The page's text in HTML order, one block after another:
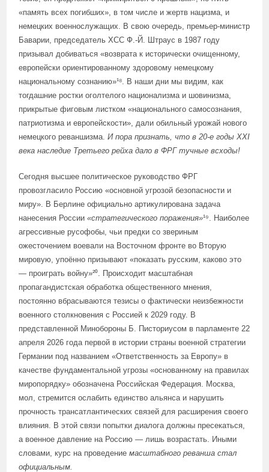
«память всех погибших», в том числе и жертв нацизма, и
немецких военнослужащих. В свою очередь, премьер-министр
Баварии, председатель ХСС Ф.-Й. Штраус в 1987 году
призывал добиваться «возврата к исторически очищенному,
европейски ориентированному здоровому немецкому
национальному сознанию»¹⁸. В наши дни мы видим, как
тогдашние ростки оголтелого национализма и шовинизма,
прикрытые фиговым листком «национального самосознания,
патриотизма и европейскости», дали обильный урожай нового
немецкого реваншизма.И пора признать, чтов 20-е годы XXI
века наследие Третьего рейха дало в ФРГ тучные всходы!
Сегодня высшее политическое руководство ФРГ
провозгласило Россию «основной угрозой безопасности и
миру». В Берлине официально артикулирована задача
нанесения России«стратегического поражения»¹⁹. Наиболее
агрессивные русофобы, чьи предки со звериным
ожесточением воевали на Восточном фронте во Вторую
мировую, упоённо призывают «показать русским, каково это
— проиграть войну»²⁰. Происходит масштабная
пропагандистская обработка общественного мнения,
постоянно вбрасываются тезисы о фактически неизбежности
военного столкновения с Россией к 2029 году. В
представленной Минобороны Б. Писториусом в парламенте 22
апреля 2026 года первой в истории страны военной стратегии
Германии под названием «Ответственность за Европу» в
качестве фундаментальной угрозы «основанному на правилах
миропорядку» обозначена Российская Федерация. Москва,
мол, стремится ослабить единство альянса и нарушить
прочность трансатлантических связей для расширения своего
влияния. В этой связи попытки диалога должны пресекаться,
а военное давление на Россию — лишь возрастать. Иными
словами, курс на проведениемасштабного реванша стал
официальным.